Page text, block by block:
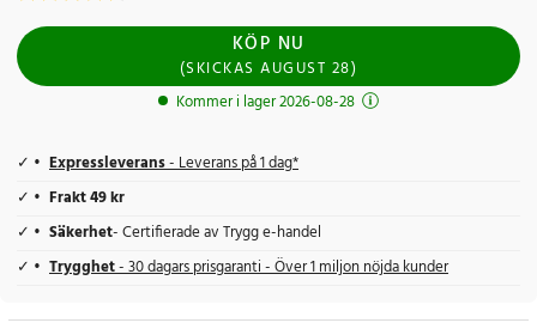
KÖP NU
(SKICKASAUGUST 28)
Kommer i lager 2026-08-28
Expressleverans- Leverans på 1 dag*
Frakt 49 kr
Säkerhet- Certifierade av Trygg e-handel
Trygghet- 30 dagars prisgaranti - Över 1 miljon nöjda kunder